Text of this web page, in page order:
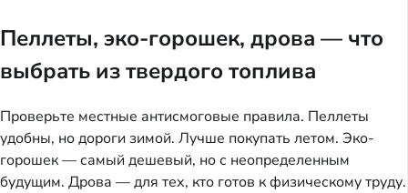
Пеллеты, эко-горошек, дрова — что
выбрать из твердого топлива
Проверьте местные антисмоговые правила. Пеллеты
удобны, но дороги зимой. Лучше покупать летом. Эко-
горошек — самый дешевый, но с неопределенным
будущим. Дрова — для тех, кто готов к физическому труду.